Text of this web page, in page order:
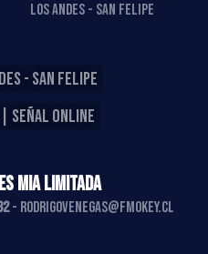
LOS ANDES - SAN FELIPE
- SAN FELIPE
| SEÑAL ONLINE
MIA LIMITADA
- rodrigovenegas@fmokey.cl